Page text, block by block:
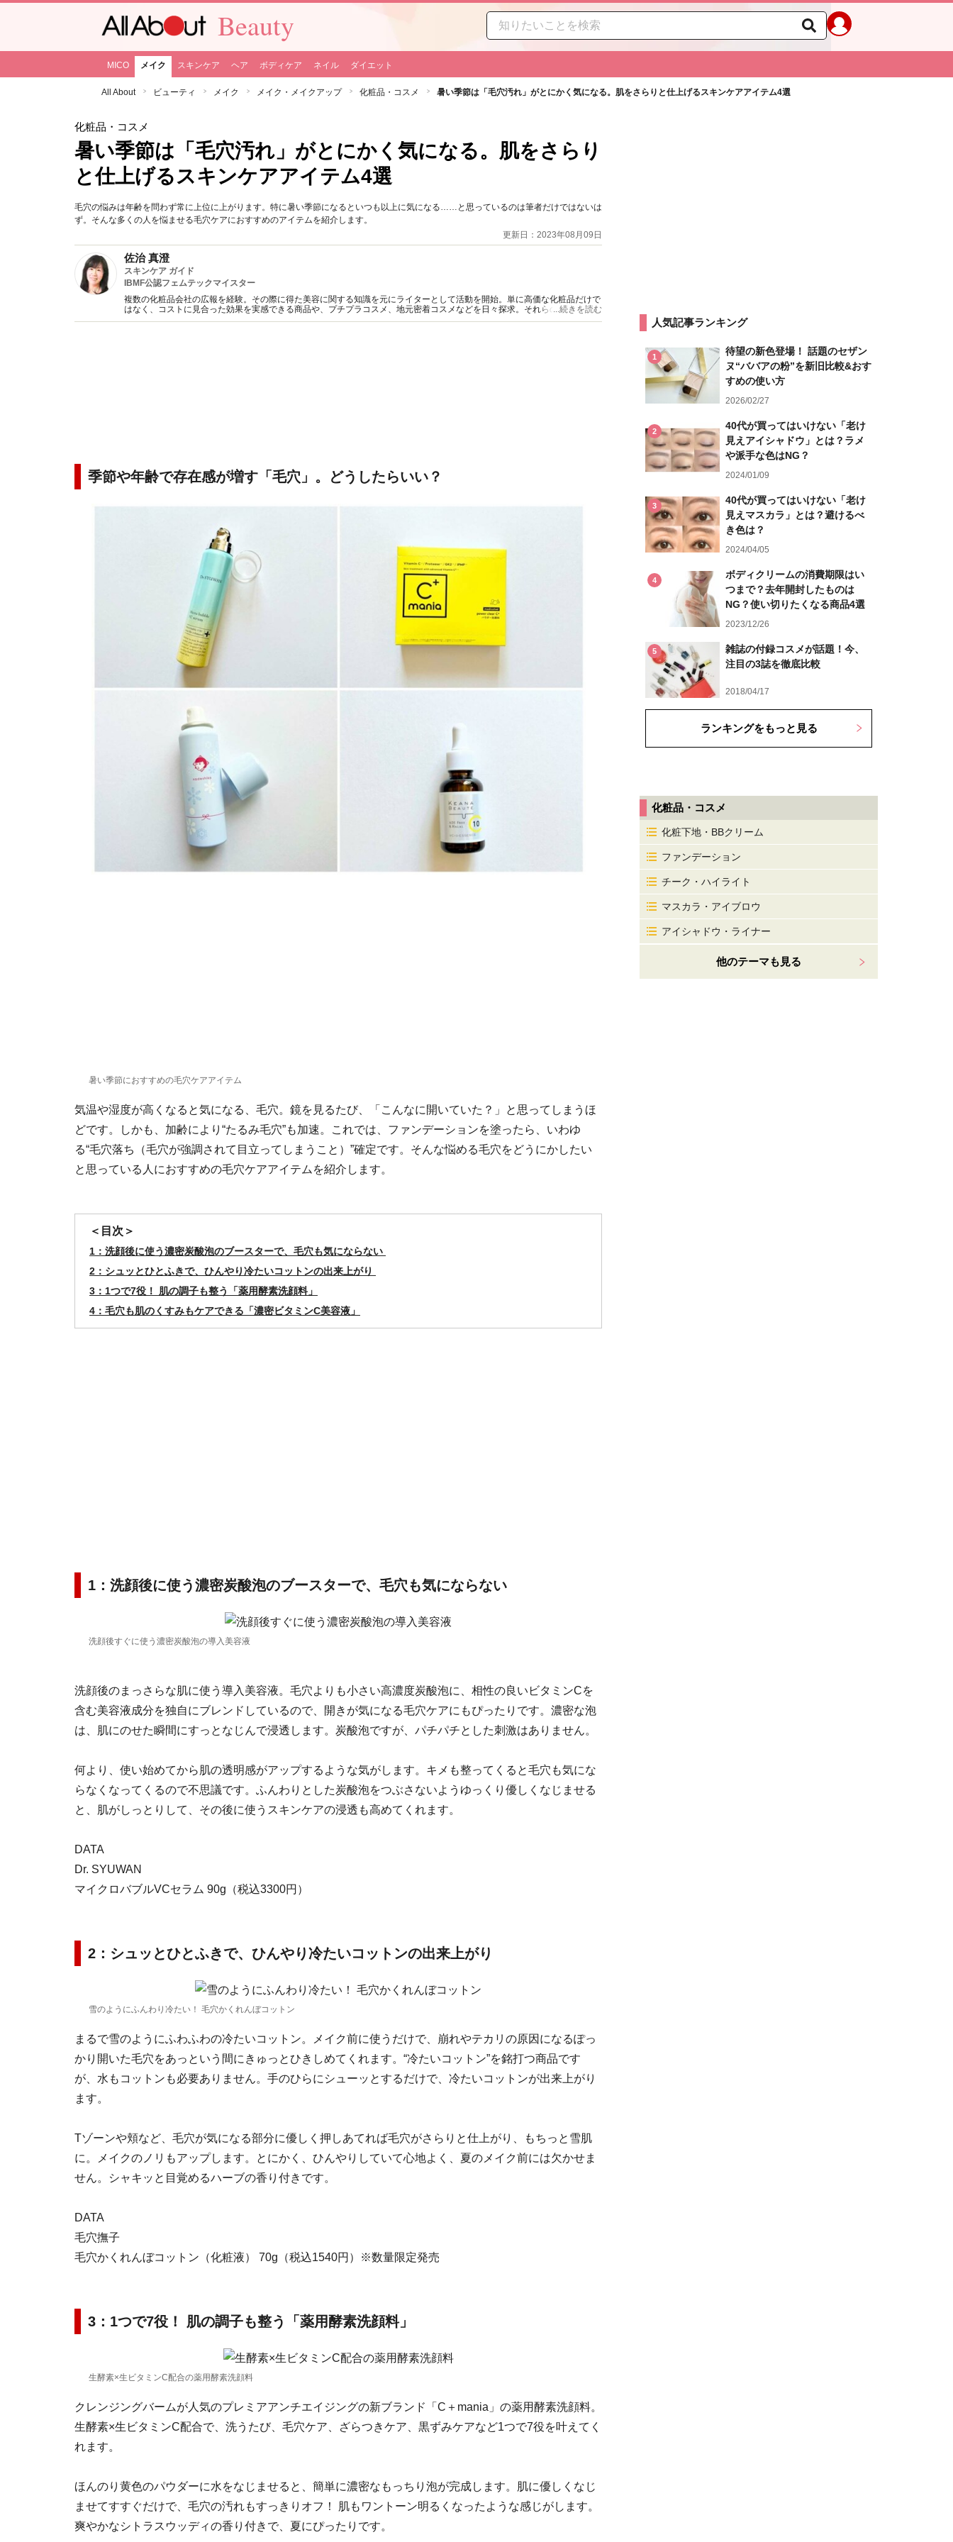
Beauty
MICO メイク スキンケア ヘア ボディケア ネイル ダイエット
All About ビューティ メイク メイク・メイクアップ 化粧品・コスメ 暑い季節は「毛穴汚れ」がとにかく気になる。肌をさらりと仕上げるスキンケアアイテム4選
化粧品・コスメ
暑い季節は「毛穴汚れ」がとにかく気になる。肌をさらり
と仕上げるスキンケアアイテム4選
毛穴の悩みは年齢を問わず常に上位に上がります。特に暑い季節になるといつも以上に気になる……と思っているのは筆者だけではないは
ず。そんな多くの人を悩ませる毛穴ケアにおすすめのアイテムを紹介します。
更新日：2023年08月09日
佐治 真澄
スキンケア ガイド
IBMF公認フェムテックマイスター
複数の化粧品会社の広報を経験。その際に得た美容に関する知識を元にライターとして活動を開始。単に高価な化粧品だけで
はなく、コストに見合った効果を実感できる商品や、プチプラコスメ、地元密着コスメなどを日々探求。それらの商品を、自
分の肌で試しているときが一番幸せを感じる自称コスメマニア。
...続きを読む
季節や年齢で存在感が増す「毛穴」。どうしたらいい？
暑い季節におすすめの毛穴ケアアイテム
気温や湿度が高くなると気になる、毛穴。鏡を見るたび、「こんなに開いていた？」と思ってしまうほ
どです。しかも、加齢により“たるみ毛穴”も加速。これでは、ファンデーションを塗ったら、いわゆ
る“毛穴落ち（毛穴が強調されて目立ってしまうこと）”確定です。そんな悩める毛穴をどうにかしたい
と思っている人におすすめの毛穴ケアアイテムを紹介します。
＜目次＞
1：洗顔後に使う濃密炭酸泡のブースターで、毛穴も気にならない
2：シュッとひとふきで、ひんやり冷たいコットンの出来上がり
3：1つで7役！ 肌の調子も整う「薬用酵素洗顔料」
4：毛穴も肌のくすみもケアできる「濃密ビタミンC美容液」
1：洗顔後に使う濃密炭酸泡のブースターで、毛穴も気にならない
洗顔後すぐに使う濃密炭酸泡の導入美容液
洗顔後のまっさらな肌に使う導入美容液。毛穴よりも小さい高濃度炭酸泡に、相性の良いビタミンCを
含む美容液成分を独自にブレンドしているので、開きが気になる毛穴ケアにもぴったりです。濃密な泡
は、肌にのせた瞬間にすっとなじんで浸透します。炭酸泡ですが、パチパチとした刺激はありません。
何より、使い始めてから肌の透明感がアップするような気がします。キメも整ってくると毛穴も気にな
らなくなってくるので不思議です。ふんわりとした炭酸泡をつぶさないようゆっくり優しくなじませる
と、肌がしっとりして、その後に使うスキンケアの浸透も高めてくれます。
DATA
Dr. SYUWAN
マイクロバブルVCセラム 90g（税込3300円）
2：シュッとひとふきで、ひんやり冷たいコットンの出来上がり
雪のようにふんわり冷たい！ 毛穴かくれんぼコットン
まるで雪のようにふわふわの冷たいコットン。メイク前に使うだけで、崩れやテカリの原因になるぽっ
かり開いた毛穴をあっという間にきゅっとひきしめてくれます。“冷たいコットン”を銘打つ商品です
が、水もコットンも必要ありません。手のひらにシューッとするだけで、冷たいコットンが出来上がり
ます。
Tゾーンや頬など、毛穴が気になる部分に優しく押しあてれば毛穴がさらりと仕上がり、もちっと雪肌
に。メイクのノリもアップします。とにかく、ひんやりしていて心地よく、夏のメイク前には欠かせま
せん。シャキッと目覚めるハーブの香り付きです。
DATA
毛穴撫子
毛穴かくれんぼコットン（化粧液） 70g（税込1540円）※数量限定発売
3：1つで7役！ 肌の調子も整う「薬用酵素洗顔料」
生酵素×生ビタミンC配合の薬用酵素洗顔料
クレンジングバームが人気のプレミアアンチエイジングの新ブランド「C＋mania」の薬用酵素洗顔料。
生酵素×生ビタミンC配合で、洗うたび、毛穴ケア、ざらつきケア、黒ずみケアなど1つで7役を叶えてく
れます。
ほんのり黄色のパウダーに水をなじませると、簡単に濃密なもっちり泡が完成します。肌に優しくなじ
ませてすすぐだけで、毛穴の汚れもすっきりオフ！ 肌もワントーン明るくなったような感じがします。
爽やかなシトラスウッディの香り付きで、夏にぴったりです。
人気記事ランキング
1
待望の新色登場！ 話題のセザン
ヌ“ババアの粉”を新旧比較&おす
すめの使い方
2026/02/27
2
40代が買ってはいけない「老け
見えアイシャドウ」とは？ラメ
や派手な色はNG？
2024/01/09
3
40代が買ってはいけない「老け
見えマスカラ」とは？避けるべ
き色は？
2024/04/05
4
ボディクリームの消費期限はい
つまで？去年開封したものは
NG？使い切りたくなる商品4選
2023/12/26
5
雑誌の付録コスメが話題！今、
注目の3誌を徹底比較
2018/04/17
ランキングをもっと見る
化粧品・コスメ
化粧下地・BBクリーム
ファンデーション
チーク・ハイライト
マスカラ・アイブロウ
アイシャドウ・ライナー
他のテーマも見る